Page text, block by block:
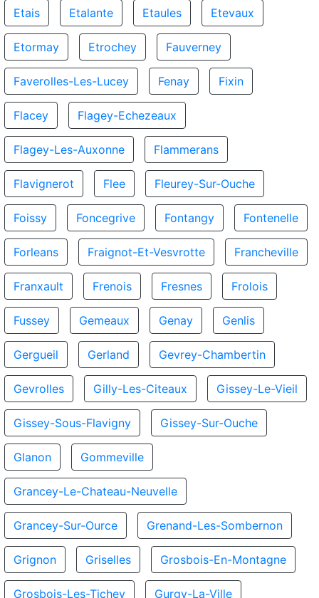
Etais Etalante Etaules Etevaux
Etormay Etrochey Fauverney
Faverolles-Les-Lucey Fenay Fixin
Flacey Flagey-Echezeaux
Flagey-Les-Auxonne Flammerans
Flavignerot Flee Fleurey-Sur-Ouche
Foissy Foncegrive Fontangy Fontenelle
Forleans Fraignot-Et-Vesvrotte Francheville
Franxault Frenois Fresnes Frolois
Fussey Gemeaux Genay Genlis
Gergueil Gerland Gevrey-Chambertin
Gevrolles Gilly-Les-Citeaux Gissey-Le-Vieil
Gissey-Sous-Flavigny Gissey-Sur-Ouche
Glanon Gommeville
Grancey-Le-Chateau-Neuvelle
Grancey-Sur-Ource Grenand-Les-Sombernon
Grignon Griselles Grosbois-En-Montagne
Grosbois-Les-Tichey Gurgy-La-Ville